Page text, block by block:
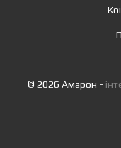
© 2026 Амарон -